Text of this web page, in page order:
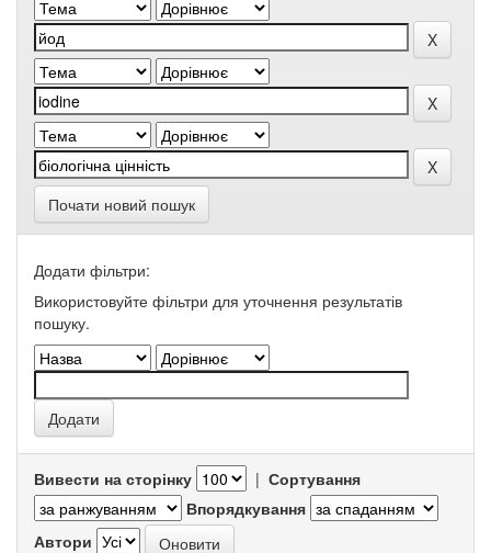
Почати новий пошук
Додати фільтри:
Використовуйте фільтри для уточнення результатів
пошуку.
Вивести на сторінку | Сортування
Впорядкування
Автори